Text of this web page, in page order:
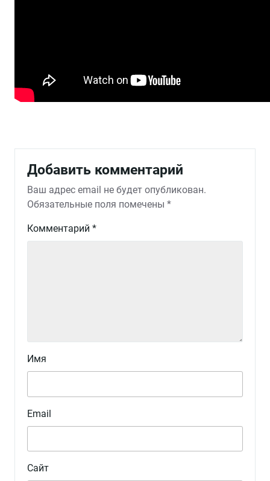
Добавить комментарий
Ваш адрес email не будет опубликован.
Обязательные поля помечены *
Комментарий *
Имя
Email
Сайт